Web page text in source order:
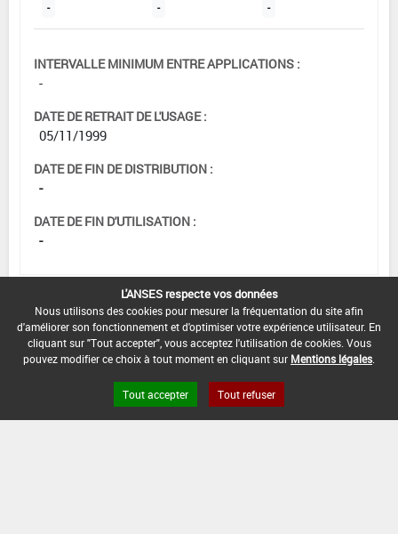
- - -
INTERVALLE MINIMUM ENTRE APPLICATIONS :
-
DATE DE RETRAIT DE L'USAGE :
05/11/1999
DATE DE FIN DE DISTRIBUTION :
-
DATE DE FIN D'UTILISATION :
-
L'ANSES respecte vos données
Nous utilisons des cookies pour mesurer la fréquentation du site afin
d'améliorer son fonctionnement et d'optimiser votre expérience utilisateur. En
cliquant sur "Tout accepter", vous acceptez l'utilisation de cookies. Vous
pouvez modifier ce choix à tout moment en cliquant sur Mentions légales
Tout accepter Tout refuser